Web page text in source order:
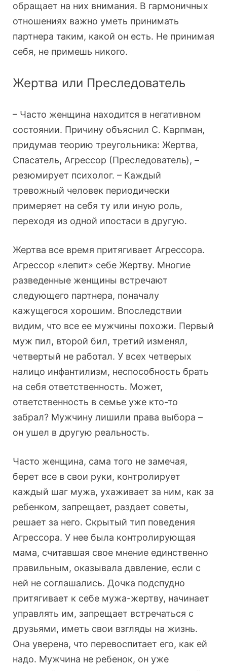
обращает на них внимания. В гармоничных
отношениях важно уметь принимать
партнера таким, какой он есть. Не принимая
себя, не примешь никого.
Жертва или Преследователь
– Часто женщина находится в негативном
состоянии. Причину объяснил С. Карпман,
придумав теорию треугольника: Жертва,
Спасатель, Агрессор (Преследователь), –
резюмирует психолог. – Каждый
тревожный человек периодически
примеряет на себя ту или иную роль,
переходя из одной ипостаси в другую.
Жертва все время притягивает Агрессора.
Агрессор «лепит» себе Жертву. Многие
разведенные женщины встречают
следующего партнера, поначалу
кажущегося хорошим. Впоследствии
видим, что все ее мужчины похожи. Первый
муж пил, второй бил, третий изменял,
четвертый не работал. У всех четверых
налицо инфантилизм, неспособность брать
на себя ответственность. Может,
ответственность в семье уже кто-то
забрал? Мужчину лишили права выбора –
он ушел в другую реальность.
Часто женщина, сама того не замечая,
берет все в свои руки, контролирует
каждый шаг мужа, ухаживает за ним, как за
ребенком, запрещает, раздает советы,
решает за него. Скрытый тип поведения
Агрессора. У нее была контролирующая
мама, считавшая свое мнение единственно
правильным, оказывала давление, если с
ней не соглашались. Дочка подспудно
притягивает к себе мужа-жертву, начинает
управлять им, запрещает встречаться с
друзьями, иметь свои взгляды на жизнь.
Она уверена, что перевоспитает его, как ей
надо. Мужчина не ребенок, он уже